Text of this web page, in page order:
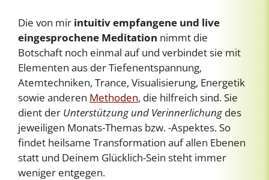
Die von mir intuitiv empfangene und live
eingesprochene Meditation nimmt die
Botschaft noch einmal auf und verbindet sie mit
Elementen aus der Tiefenentspannung,
Atemtechniken, Trance, Visualisierung, Energetik
sowie anderen Methoden, die hilfreich sind. Sie
dient der Unterstützung und Verinnerlichungdes
jeweiligen Monats-Themas bzw. -Aspektes. So
findet heilsame Transformation auf allen Ebenen
statt und Deinem Glücklich-Sein steht immer
weniger entgegen.